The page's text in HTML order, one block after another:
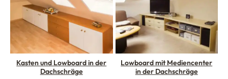
Kasten und Lowboard in der
Dachschräge
Lowboard mit Mediencenter
in der Dachschräge